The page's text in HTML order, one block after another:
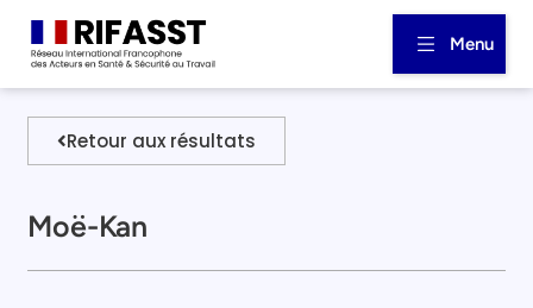
Menu
Retour aux résultats
Moë-Kan